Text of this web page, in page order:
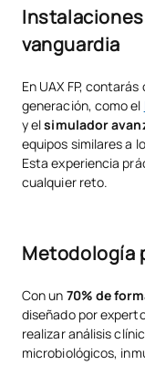
vanguardia
En UAX FP,
generación, como el
y elsimulador
equipos similares a
Esta experiencia
cualquier reto.
Metodología
Con un 70% de
diseñado por
realizar análisis
microbiológicos,